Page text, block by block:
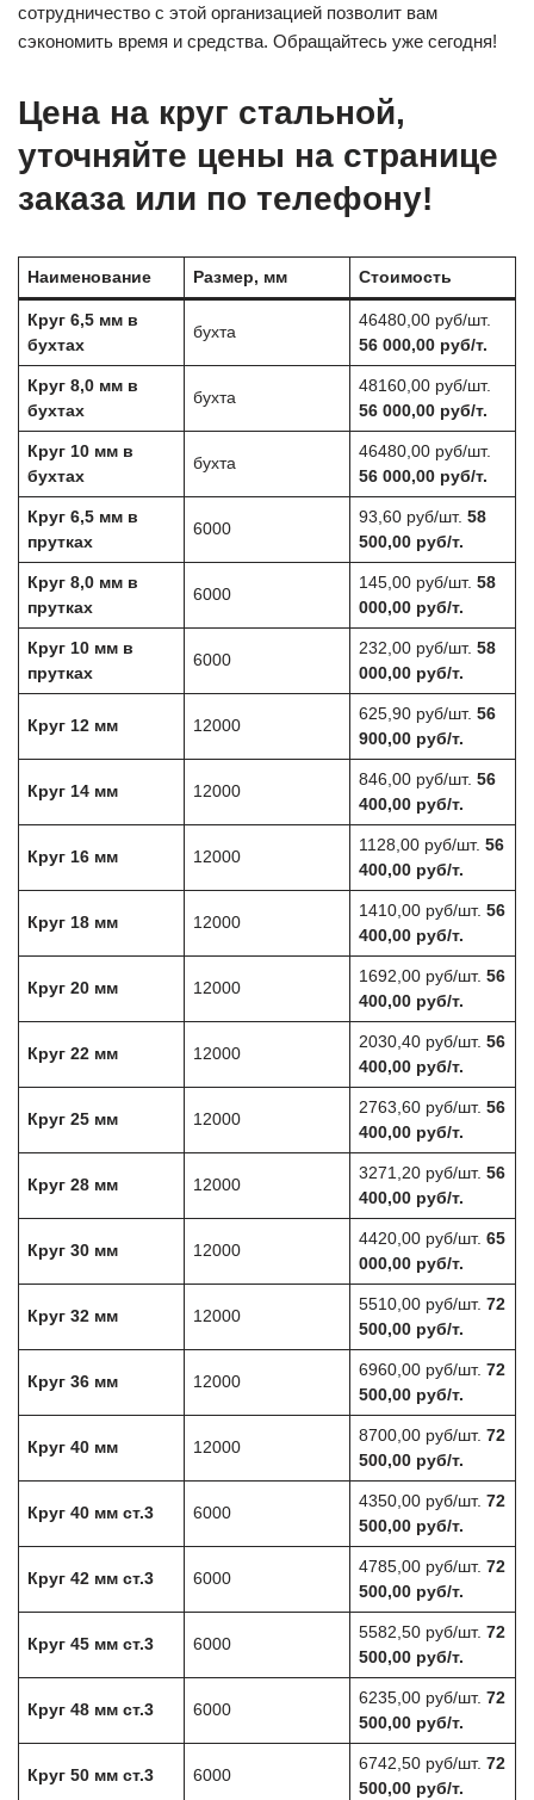
сотрудничество с этой организацией позволит вам
сэкономить время и средства. Обращайтесь уже сегодня!
Цена на круг стальной,
уточняйте цены на странице
заказа или по телефону!
Наименование Размер, мм Стоимость
Круг 6,5 мм в
бухтах
бухта
46480,00 руб/шт.
56 000,00 руб/т.
Круг 8,0 мм в
бухтах
бухта
48160,00 руб/шт.
56 000,00 руб/т.
Круг 10 мм в
бухтах
бухта
46480,00 руб/шт.
56 000,00 руб/т.
Круг 6,5 мм в
прутках
6000
93,60 руб/шт. 58
500,00 руб/т.
Круг 8,0 мм в
прутках
6000
145,00 руб/шт. 58
000,00 руб/т.
Круг 10 мм в
прутках
6000
232,00 руб/шт. 58
000,00 руб/т.
Круг 12 мм 12000
625,90 руб/шт. 56
900,00 руб/т.
Круг 14 мм 12000
846,00 руб/шт. 56
400,00 руб/т.
Круг 16 мм 12000
1128,00 руб/шт. 56
400,00 руб/т.
Круг 18 мм 12000
1410,00 руб/шт. 56
400,00 руб/т.
Круг 20 мм 12000
1692,00 руб/шт. 56
400,00 руб/т.
Круг 22 мм 12000
2030,40 руб/шт. 56
400,00 руб/т.
Круг 25 мм 12000
2763,60 руб/шт. 56
400,00 руб/т.
Круг 28 мм 12000
3271,20 руб/шт. 56
400,00 руб/т.
Круг 30 мм 12000
4420,00 руб/шт. 65
000,00 руб/т.
Круг 32 мм 12000
5510,00 руб/шт. 72
500,00 руб/т.
Круг 36 мм 12000
6960,00 руб/шт. 72
500,00 руб/т.
Круг 40 мм 12000
8700,00 руб/шт. 72
500,00 руб/т.
Круг 40 мм ст.3 6000
4350,00 руб/шт. 72
500,00 руб/т.
Круг 42 мм ст.3 6000
4785,00 руб/шт. 72
500,00 руб/т.
Круг 45 мм ст.3 6000
5582,50 руб/шт. 72
500,00 руб/т.
Круг 48 мм ст.3 6000
6235,00 руб/шт. 72
500,00 руб/т.
Круг 50 мм ст.3 6000
6742,50 руб/шт. 72
500,00 руб/т.